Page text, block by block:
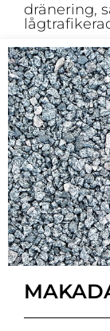
dränering,